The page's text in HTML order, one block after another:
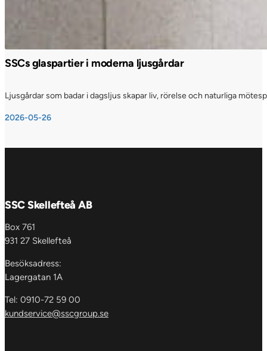
SSCs glaspartier i moderna ljusgårdar
Ljusgårdar som badar i dagsljus skapar liv, rörelse och naturliga
2026-05-26
SSC Skellefteå AB
Box 761
931 27 Skellefteå
Besöksadress:
Lagergatan 1A
Tel: 0910-72 59 00
kundservice@sscgroup.se